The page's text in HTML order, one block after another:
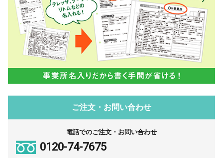
ご注文・お問い合わせ
電話でのご注文・お問い合わせ
0120-74-7675